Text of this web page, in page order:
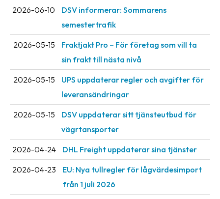
Integritet
Förbjudet
och
farligt
2026-06-10
DSV informerar: Sommarens
semestertrafik
2026-05-15
Fraktjakt Pro – För företag som vill ta
sin frakt till nästa nivå
2026-05-15
UPS uppdaterar regler och avgifter för
leveransändringar
2026-05-15
DSV uppdaterar sitt tjänsteutbud för
vägrtansporter
2026-04-24 DHL Freight uppdaterar sina tjänster
2026-04-23
EU: Nya tullregler för låg­värdesimport
från 1 juli 2026